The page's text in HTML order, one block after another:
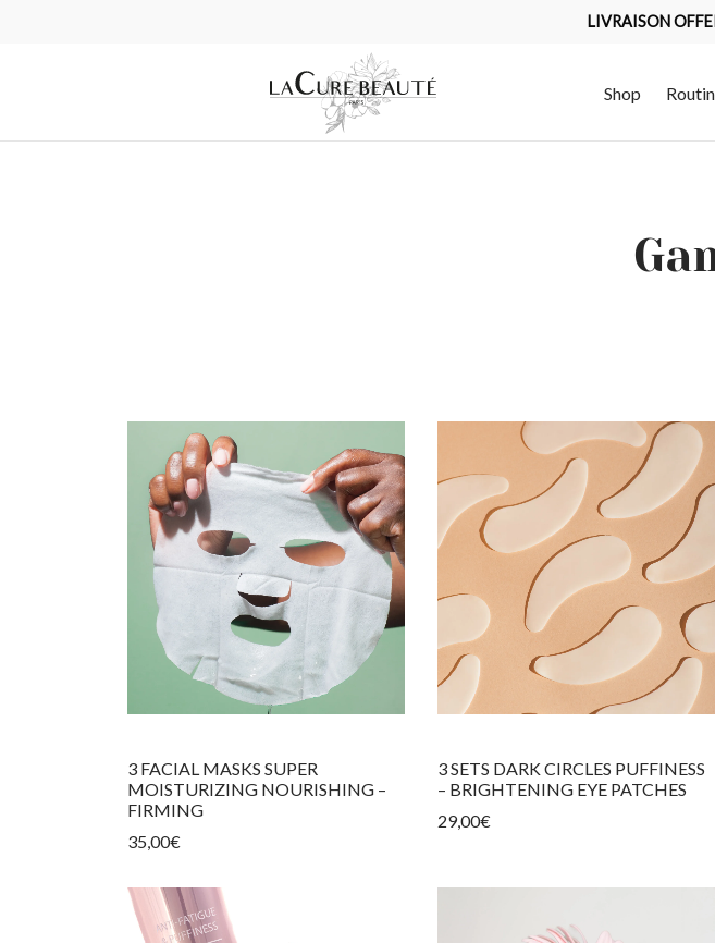
LIVRAISON
Shop
3 FACIAL MASKS SUPER
MOISTURIZING NOURISHING –
FIRMING
35,00€
3 SETS DARK CIRCLES PUFFINESS
– BRIGHTENING EYE PATCHES
29,00€